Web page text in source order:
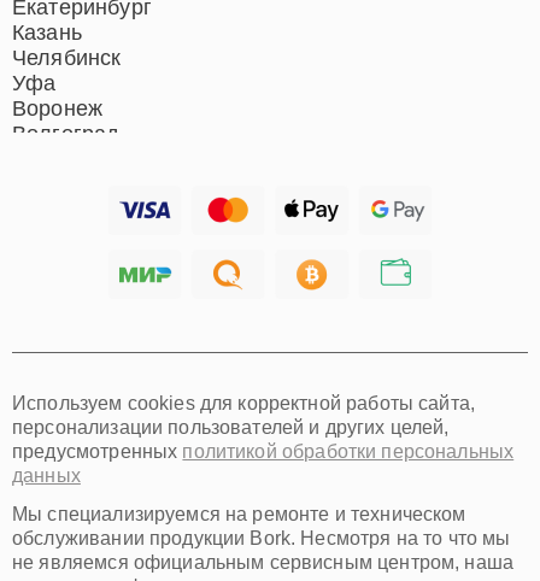
Екатеринбург
Казань
Челябинск
Уфа
Воронеж
Волгоград
Хабаровск
Иркутск
Омск
Красноярск
Пермь
Ульяновск
Киров
Архангельск
Астрахань
Используем cookies для корректной работы сайта,
персонализации пользователей и других целей,
предусмотренных политикой обработки персональных
данных
Мы специализируемся на ремонте и техническом
обслуживании продукции Bork. Несмотря на то что мы
не являемся официальным сервисным центром, наша